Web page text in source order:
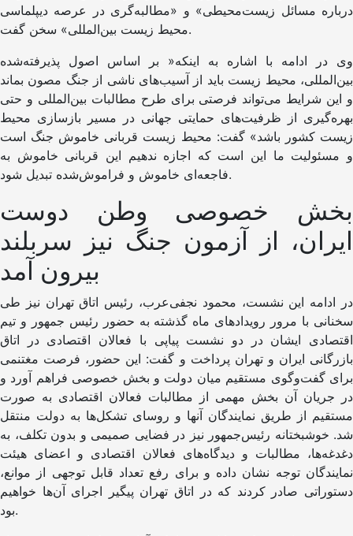
درباره مسائل زیست‌محیطی» و «مطالبه‌گری در عرصه دیپلماسی
محیط زیست بین‌المللی» سخن گفت.
وی در ادامه با اشاره به اینکه« بر اساس اصول پذیرفته‌شده
بین‌المللی، محیط زیست باید از آسیب‌های ناشی از جنگ مصون بماند
و این شرایط می‌تواند فرصتی برای طرح مطالبات بین‌المللی و حتی
بهره‌گیری از ظرفیت‌های حمایتی جهانی در مسیر بازسازی محیط
زیست کشور باشد» گفت: محیط زیست قربانی خاموش جنگ است
و مسئولیت ما این است که اجازه ندهیم این قربانی خاموش به
فاجعه‌ای خاموش و فراموش‌شده تبدیل شود.
بخش خصوصی وطن دوست
ایران، از آزمون جنگ نیز سربلند
بیرون آمد
در ادامه این نشست، محمود نجفی‌عرب، رئیس اتاق تهران نیز طی
سخنانی با مرور رویدادهای ماه گذشته به حضور رئیس جمهور و تیم
اقتصادی ایشان در دو نشست پیاپی با فعالان اقتصادی در اتاق
بازرگانی ایران و تهران پرداخت و گفت: این حضور، فرصت مغتنمی
برای گفت‌وگوی مستقیم میان دولت و بخش خصوصی فراهم آورد و
در جریان آن بخش مهمی از مطالبات فعالان اقتصادی به صورت
مستقیم از طریق نمایندگان آنها و روسای تشکل‌ها به دولت منتقل
شد. خوشبختانه رئیس‌جمهور نیز در فضایی صمیمی و بدون تکلف، به
دغدغه‌ها، مطالبات و دیدگاه‌های فعالان اقتصادی و اعضای هیئت
نمایندگان توجه نشان داده و برای رفع تعداد قابل توجهی از موانع،
دستوراتی صادر کردند که در اتاق تهران پیگیر اجرای آن‌ها خواهیم
بود.